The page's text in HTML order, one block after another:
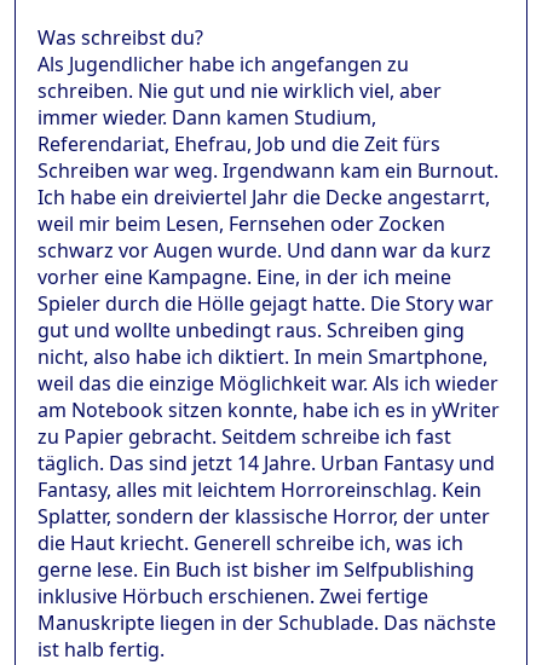
Was schreibst du?
Als Jugendlicher habe ich angefangen zu
schreiben. Nie gut und nie wirklich viel, aber
immer wieder. Dann kamen Studium,
Referendariat, Ehefrau, Job und die Zeit fürs
Schreiben war weg. Irgendwann kam ein Burnout.
Ich habe ein dreiviertel Jahr die Decke angestarrt,
weil mir beim Lesen, Fernsehen oder Zocken
schwarz vor Augen wurde. Und dann war da kurz
vorher eine Kampagne. Eine, in der ich meine
Spieler durch die Hölle gejagt hatte. Die Story war
gut und wollte unbedingt raus. Schreiben ging
nicht, also habe ich diktiert. In mein Smartphone,
weil das die einzige Möglichkeit war. Als ich wieder
am Notebook sitzen konnte, habe ich es in yWriter
zu Papier gebracht. Seitdem schreibe ich fast
täglich. Das sind jetzt 14 Jahre. Urban Fantasy und
Fantasy, alles mit leichtem Horroreinschlag. Kein
Splatter, sondern der klassische Horror, der unter
die Haut kriecht. Generell schreibe ich, was ich
gerne lese. Ein Buch ist bisher im Selfpublishing
inklusive Hörbuch erschienen. Zwei fertige
Manuskripte liegen in der Schublade. Das nächste
ist halb fertig.